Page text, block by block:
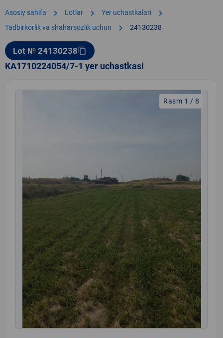
Asosiy sahifa chevron_right Lotlar chevron_right Yer uchastkalari chevron_right
Tadbirkorlik va shaharsozlik uchun chevron_right 24130238
Lot № 24130238content_copy
KA1710224054/7-1 yer uchastkasi
Rasm 1 / 8